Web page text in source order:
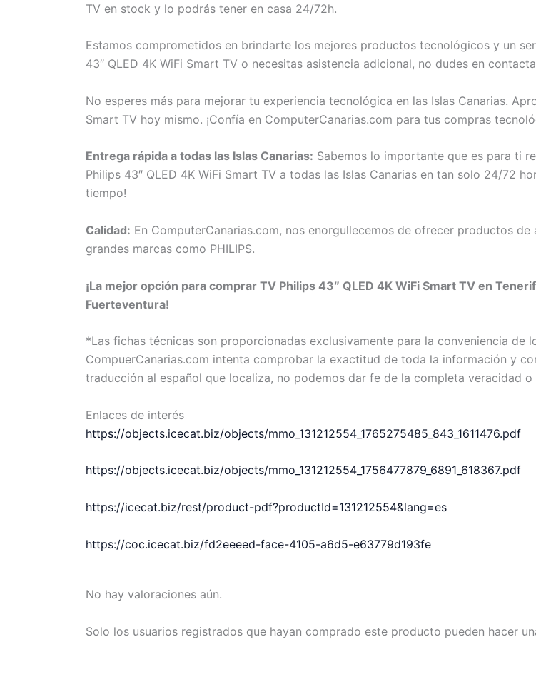
TV en stock y lo podrás tener en casa 24/72h.
Estamos comprometidos en brindarte los mejores productos tecnológicos y un
43″ QLED 4K WiFi Smart TV o necesitas asistencia adicional, no dudes en
No esperes más para mejorar tu experiencia tecnológica en las Islas Canarias.
Smart TV hoy mismo. ¡Confía en ComputerCanarias.com para tus compras
Entrega rápida a todas las Islas Canarias: Sabemos lo importante que es para ti
Philips 43″ QLED 4K WiFi Smart TV a todas las Islas Canarias en tan solo 24/72
tiempo!
Calidad: En ComputerCanarias.com, nos enorgullecemos de ofrecer productos
grandes marcas como PHILIPS.
¡La mejor opción para comprar TV Philips 43″ QLED 4K WiFi Smart TV en
Fuerteventura!
*Las fichas técnicas son proporcionadas exclusivamente para la conveniencia de
CompuerCanarias.com intenta comprobar la exactitud de toda la información y
traducción al español que localiza, no podemos dar fe de la completa veracidad
Enlaces de interés
https://objects.icecat.biz/objects/mmo_131212554_1765275485_843_1611476.pdf
https://objects.icecat.biz/objects/mmo_131212554_1756477879_6891_618367.pdf
https://icecat.biz/rest/product-pdf?productId=131212554&lang=es
https://coc.icecat.biz/fd2eeeed-face-4105-a6d5-e63779d193fe
No hay valoraciones aún.
Solo los usuarios registrados que hayan comprado este producto pueden hacer